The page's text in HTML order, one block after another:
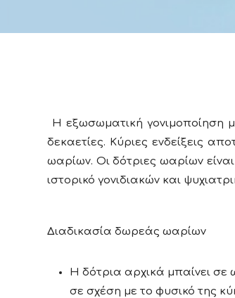
Η εξωσωματική γονιμοποίηση με
δεκαετίες. Κύριες ενδείξεις
ωαρίων. Οι δότριες ωαρίων είναι
ιστορικό γονιδιακών και
Διαδικασία δωρεάς ωαρίων
Η δότρια αρχικά μπαίνει
σε σχέση με το φυσικό της